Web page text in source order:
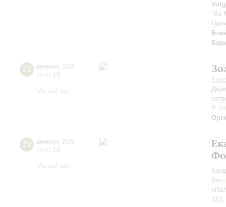
"Air
22 февраля 2025
15:00 Сб
Малый зал
Р.
22 февраля 2025
19:00 Сб
Малый зал
123,